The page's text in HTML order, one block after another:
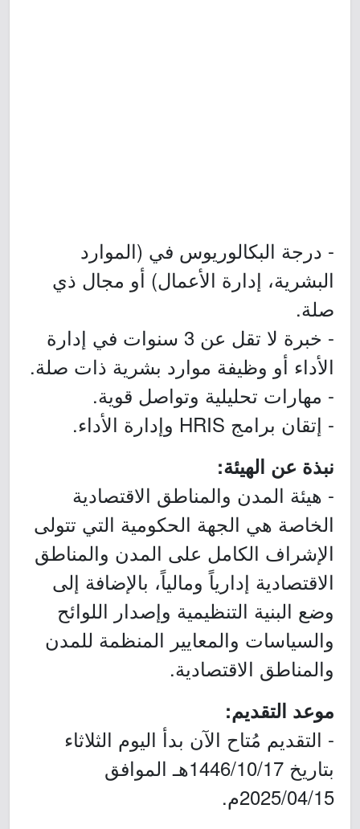
- درجة البكالوريوس في (الموارد
البشرية، إدارة الأعمال) أو مجال ذي
صلة.
- خبرة لا تقل عن 3 سنوات في إدارة
الأداء أو وظيفة موارد بشرية ذات صلة.
- مهارات تحليلية وتواصل قوية.
- إتقان برامج HRIS وإدارة الأداء.
نبذة عن الهيئة:
- هيئة المدن والمناطق الاقتصادية
الخاصة هي الجهة الحكومية التي تتولى
الإشراف الكامل على المدن والمناطق
الاقتصادية إدارياً ومالياً، بالإضافة إلى
وضع البنية التنظيمية وإصدار اللوائح
والسياسات والمعايير المنظمة للمدن
والمناطق الاقتصادية.
موعد التقديم:
- التقديم مُتاح الآن بدأ اليوم الثلاثاء
بتاريخ 1446/10/17هـ الموافق
2025/04/15م.